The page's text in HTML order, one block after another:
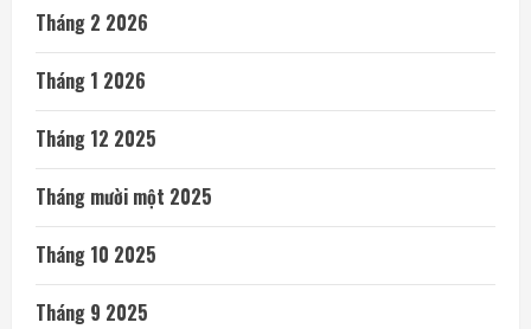
Tháng 2 2026
Tháng 1 2026
Tháng 12 2025
Tháng mười một 2025
Tháng 10 2025
Tháng 9 2025